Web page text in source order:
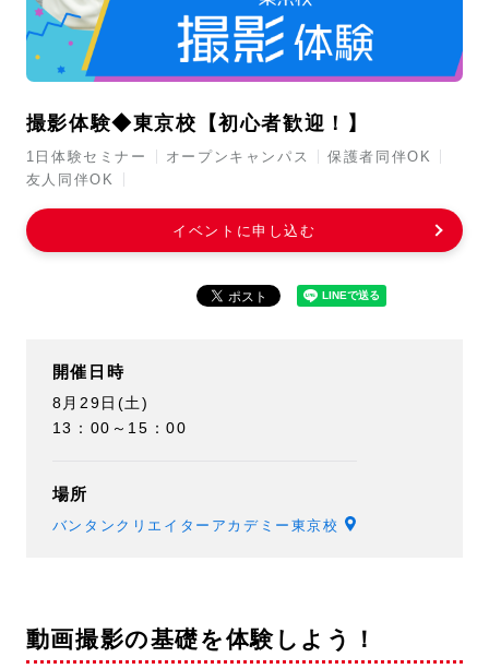
撮影体験◆東京校【初心者歓迎！】
1日体験セミナー オープンキャンパス
保護者同伴OK
友人同伴OK
イベントに申し込む
開催日時
8月29日(土)
13：00～15：00
場所
バンタンクリエイターアカデミー東京校
動画撮影の基礎を体験しよう！